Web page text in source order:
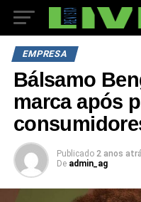
EMPRESA
Bálsamo
marca após
Publicado 2 anos
De admin_ag